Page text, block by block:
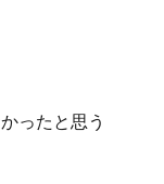
ったと思う